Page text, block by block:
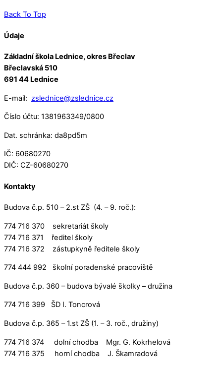
Back To Top
Údaje
Základní škola Lednice, okres Břeclav
Břeclavská 510
691 44 Lednice
E-mail: zslednice@zslednice.cz
Číslo účtu: 1381963349/0800
Dat. schránka: da8pd5m
IČ: 60680270
DIČ: CZ-60680270
Kontakty
Budova č.p. 510 – 2.st ZŠ (4. – 9. roč.):
774 716 370 sekretariát školy
774 716 371 ředitel školy
774 716 372 zástupkyně ředitele školy
774 444 992 školní poradenské pracoviště
Budova č.p. 360 – budova bývalé školky – družina
774 716 399 ŠD I. Toncrová
Budova č.p. 365 – 1.st ZŠ (1. – 3. roč., družiny)
774 716 374 dolní chodba Mgr. G. Kokrhelová
774 716 375 horní chodba J. Škamradová